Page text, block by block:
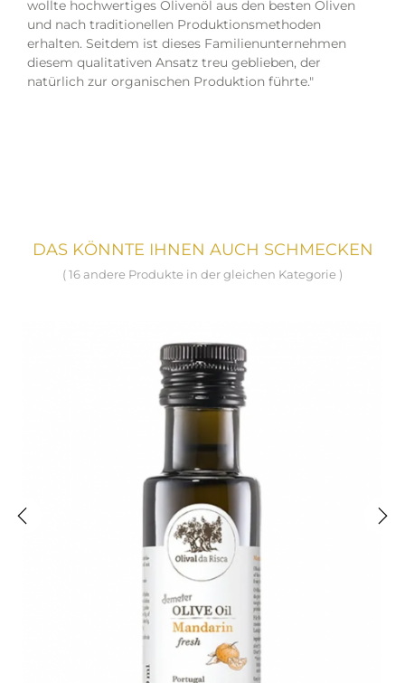
wollte hochwertiges Olivenöl aus den besten Oliven
und nach traditionellen Produktionsmethoden
erhalten. Seitdem ist dieses Familienunternehmen
diesem qualitativen Ansatz treu geblieben, der
natürlich zur organischen Produktion führte."
DAS KÖNNTE IHNEN AUCH SCHMECKEN
( 16 andere Produkte in der gleichen Kategorie )